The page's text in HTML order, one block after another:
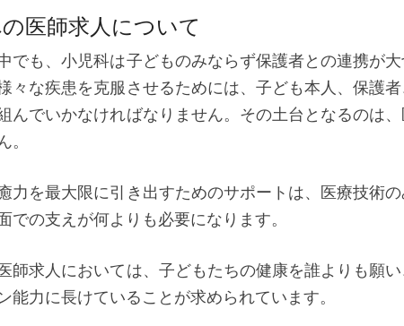
医師求人について
でも、小児科は子どものみならず保護者との連携が
々な疾患を克服させるためには、子ども本人、保護
んでいかなければなりません。その土台となるのは
。
力を最大限に引き出すためのサポートは、医療技術
での支えが何よりも必要になります。
師求人においては、子どもたちの健康を誰よりも願
能力に長けていることが求められています。